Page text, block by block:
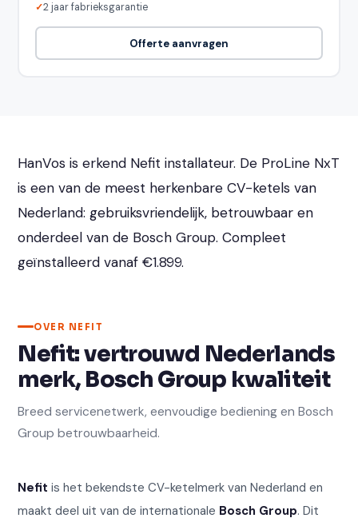
2 jaar fabrieksgarantie
Offerte aanvragen
HanVos is erkend Nefit installateur. De ProLine NxT
is een van de meest herkenbare CV-ketels van
Nederland: gebruiksvriendelijk, betrouwbaar en
onderdeel van de Bosch Group. Compleet
geïnstalleerd vanaf €1.899.
OVER NEFIT
Nefit: vertrouwd Nederlands
merk, Bosch Group kwaliteit
Breed servicenetwerk, eenvoudige bediening en Bosch
Group betrouwbaarheid.
Nefit is het bekendste CV-ketelmerk van Nederland en
maakt deel uit van de internationale Bosch Group. Dit